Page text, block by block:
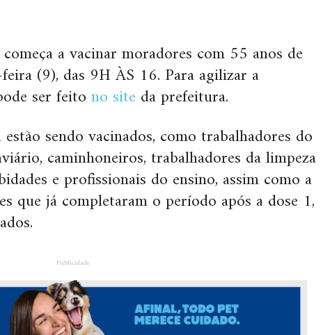
a vacinar moradores com 55 anos de
(9), das 9H ÀS 16. Para agilizar a
ser feitono site da prefeitura.
sendo vacinados, como trabalhadores do
caminhoneiros, trabalhadores da limpeza
e profissionais do ensino, assim como a
que já completaram o período após a dose 1,
Publicidade